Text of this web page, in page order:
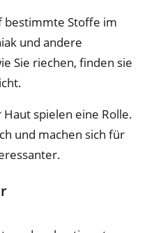
bestimmte Stoffe im
und andere
Sie riechen, finden sie
spielen eine Rolle.
und machen sich für